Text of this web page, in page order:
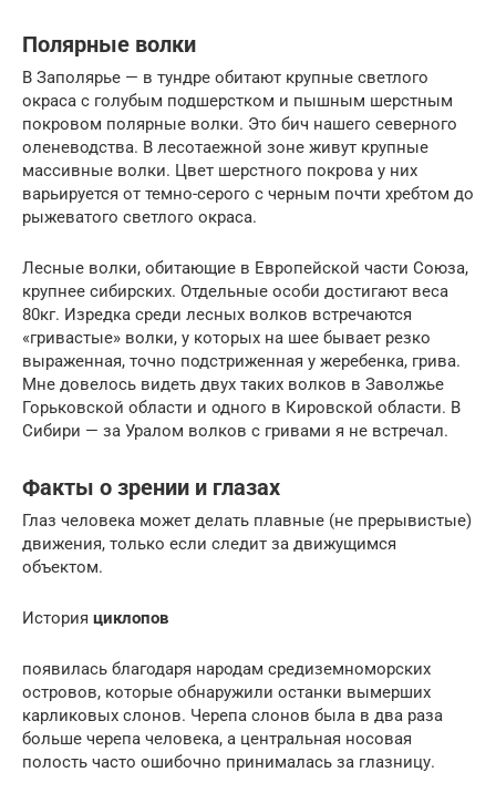
Полярные волки
В Заполярье — в тундре обитают крупные светлого
окраса с голубым подшерстком и пышным шерстным
покровом полярные волки. Это бич нашего северного
оленеводства. В лесотаежной зоне живут крупные
массивные волки. Цвет шерстного покрова у них
варьируется от темно-серого с черным почти хребтом до
рыжеватого светлого окраса.
Лесные волки, обитающие в Европейской части Союза,
крупнее сибирских. Отдельные особи достигают веса
80кг. Изредка среди лесных волков встречаются
«гривастые» волки, у которых на шее бывает резко
выраженная, точно подстриженная у жеребенка, грива.
Мне довелось видеть двух таких волков в Заволжье
Горьковской области и одного в Кировской области. В
Сибири — за Уралом волков с гривами я не встречал.
Факты о зрении и глазах
Глаз человека может делать плавные (не прерывистые)
движения, только если следит за движущимся
объектом.
История циклопов
появилась благодаря народам средиземноморских
островов, которые обнаружили останки вымерших
карликовых слонов. Черепа слонов была в два раза
больше черепа человека, а центральная носовая
полость часто ошибочно принималась за глазницу.